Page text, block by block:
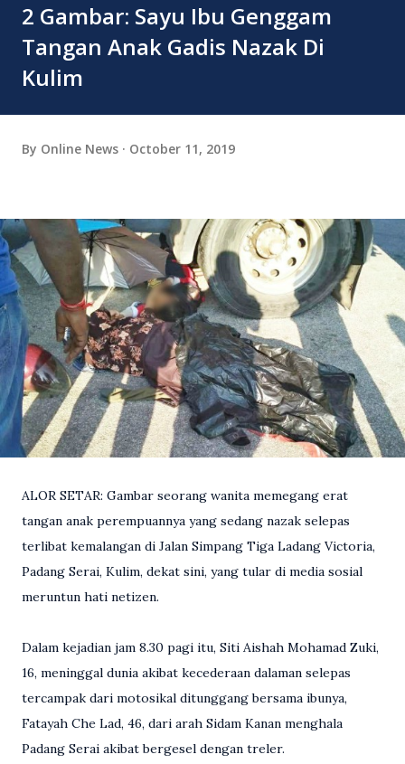
2 Gambar: Sayu Ibu Genggam
Tangan Anak Gadis Nazak Di
Kulim
By Online News October 11, 2019
ALOR SETAR: Gambar seorang wanita memegang erat
tangan anak perempuannya yang sedang nazak selepas
terlibat kemalangan di Jalan Simpang Tiga Ladang Victoria,
Padang Serai, Kulim, dekat sini, yang tular di media sosial
meruntun hati netizen.
Dalam kejadian jam 8.30 pagi itu, Siti Aishah Mohamad Zuki,
16, meninggal dunia akibat kecederaan dalaman selepas
tercampak dari motosikal ditunggang bersama ibunya,
Fatayah Che Lad, 46, dari arah Sidam Kanan menghala
Padang Serai akibat bergesel dengan treler.